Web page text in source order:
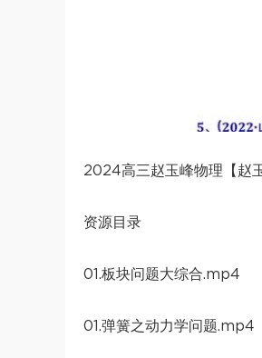
2024高三赵玉峰物理【赵
资源目录
01.板块问题大综合.mp4
01.弹簧之动力学问题.mp4